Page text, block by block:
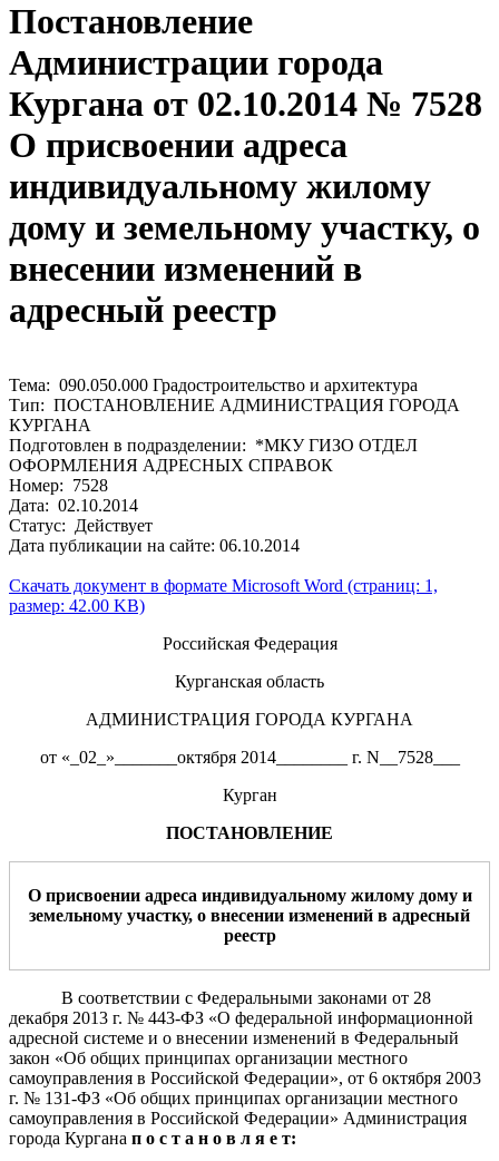
Постановление
Администрации города
Кургана от 02.10.2014 № 7528
О присвоении адреса
индивидуальному жилому
дому и земельному участку, о
внесении изменений в
адресный реестр
Тема: 090.050.000 Градостроительство и архитектура
Тип: ПОСТАНОВЛЕНИЕ АДМИНИСТРАЦИЯ ГОРОДА
КУРГАНА
Подготовлен в подразделении: *МКУ ГИЗО ОТДЕЛ
ОФОРМЛЕНИЯ АДРЕСНЫХ СПРАВОК
Номер: 7528
Дата: 02.10.2014
Статус: Действует
Дата публикации на сайте: 06.10.2014
Скачать документ в формате Microsoft Word (страниц: 1,
размер: 42.00 KB)
Российская Федерация
Курганская область
АДМИНИСТРАЦИЯ ГОРОДА КУРГАНА
от «_02_»_______октября 2014________ г. N__7528___
Курган
ПОСТАНОВЛЕНИЕ
Оприсвоении адреса индивидуальному жиломудому и
земельному участку, о внесении изменений в адресный
реестр
В соответствии с Федеральными законами от 28
декабря 2013 г. № 443-ФЗ «О федеральной информационной
адресной системе и о внесении изменений в Федеральный
закон «Об общих принципах организации местного
самоуправления в Российской Федерации», от 6 октября 2003
г. № 131-ФЗ «Об общих принципах организации местного
самоуправления в Российской Федерации» Администрация
города Кургана п о с т а н о в л я е т: